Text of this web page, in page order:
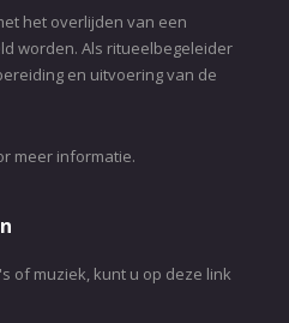
het overlijden van een
worden. Als ritueelbegeleider
en uitvoering van de
meer informatie.
of muziek, kunt u op deze link